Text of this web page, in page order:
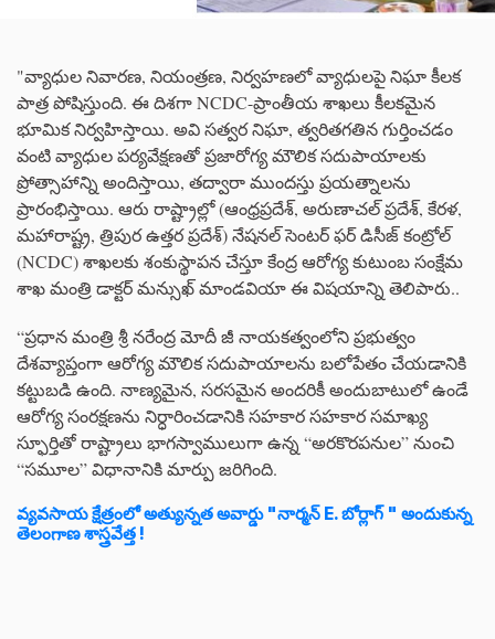
"వ్యాధుల నివారణ, నియంత్రణ, నిర్వహణలో వ్యాధులపై నిఘా కీలక
పాత్ర పోషిస్తుంది. ఈ దిశగా NCDC-ప్రాంతీయ శాఖలు కీలకమైన
భూమిక నిర్వహిస్తాయి. అవి సత్వర నిఘా, త్వరితగతిన గుర్తించడం
వంటి వ్యాధుల పర్యవేక్షణతో ప్రజారోగ్య మౌలిక సదుపాయాలకు
ప్రోత్సాహాన్ని అందిస్తాయి, తద్వారా ముందస్తు ప్రయత్నాలను
ప్రారంభిస్తాయి. ఆరు రాష్ట్రాల్లో (ఆంధ్రప్రదేశ్, అరుణాచల్ ప్రదేశ్, కేరళ,
మహారాష్ట్ర, త్రిపుర ఉత్తర ప్రదేశ్) నేషనల్ సెంటర్ ఫర్ డిసీజ్ కంట్రోల్
(NCDC) శాఖలకు శంకుస్థాపన చేస్తూ కేంద్ర ఆరోగ్య కుటుంబ సంక్షేమ
శాఖ మంత్రి డాక్టర్ మన్సుఖ్ మాండవియా ఈ విషయాన్ని తెలిపారు..
“ప్రధాన మంత్రి శ్రీ నరేంద్ర మోదీ జీ నాయకత్వంలోని ప్రభుత్వం
దేశవ్యాప్తంగా ఆరోగ్య మౌలిక సదుపాయాలను బలోపేతం చేయడానికి
కట్టుబడి ఉంది. నాణ్యమైన, సరసమైన అందరికీ అందుబాటులో ఉండే
ఆరోగ్య సంరక్షణను నిర్ధారించడానికి సహకార సహకార సమాఖ్య
స్ఫూర్తితో రాష్ట్రాలు భాగస్వాములుగా ఉన్న “అరకొరపనుల” నుంచి
“సమూల” విధానానికి మార్పు జరిగింది.
వ్యవసాయ క్షేత్రంలో అత్యున్నత అవార్డు "నార్మన్ E. బోర్లాగ్ " అందుకున్న
తెలంగాణ శాస్త్రవేత్త !